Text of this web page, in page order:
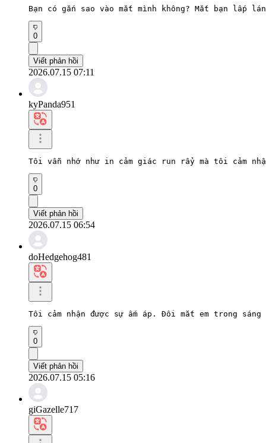
Bạn có gắn sao vào mắt mình không? Mắt bạn lấp
0
Viết phản hồi
2026.07.15 07:11
kyPanda951
Tôi vẫn nhớ như in cảm giác run rẩy mà tôi cảm
0
Viết phản hồi
2026.07.15 06:54
doHedgehog481
Tôi cảm nhận được sự ấm áp. Đôi mắt em trong sáng
0
Viết phản hồi
2026.07.15 05:16
giGazelle717